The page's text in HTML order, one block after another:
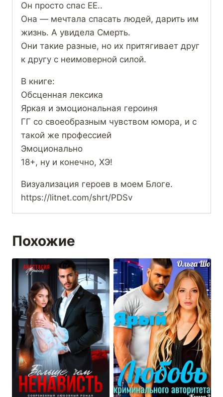
Он просто спас ЕЕ..
Она — мечтала спасать людей, дарить им
жизнь. А увидела Смерть.
Они такие разные, но их притягивает друг
к другу с неимоверной силой.
В книге:
Обсценная лексика
Яркая и эмоциональная героиня
ГГ со своеобразным чувством юмора, и с
такой же профессией
Эмоционально
18+, ну и конечно, ХЭ!
Визуализация героев в моем Блоге.
https://litnet.com/shrt/PDSv
Похожие